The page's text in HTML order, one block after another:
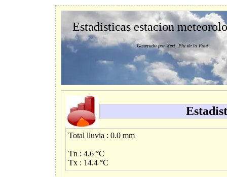
Estadisticas estacion
Generado por Xert, Pla de la Font